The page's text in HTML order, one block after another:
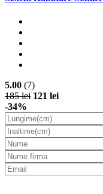
5.00 (7)
185 lei 121 lei
-34%